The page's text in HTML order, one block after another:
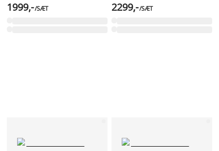
1999,-/SÆT 2299,-/SÆT